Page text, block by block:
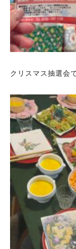
クリスマス抽選会